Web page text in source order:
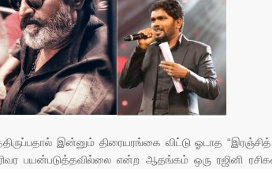
இன்னும் திரையரங்கை விட்டு ஓடாத “இரஞ்சித்
பயன்படுத்தவில்லை என்ற ஆதங்கம் ஒரு ரஜினி